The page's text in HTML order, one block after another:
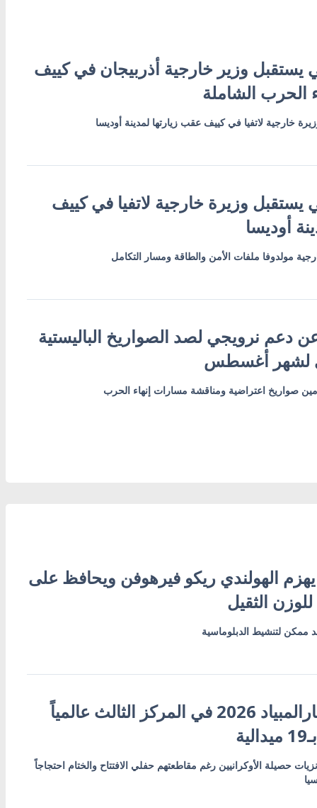
يستقبل وزير خارجية أذربيجان في كييف
الحرب الشاملة
خارجية لاتفيا في كييف عقب زيارتها لمدينة أوديسا
يستقبل وزيرة خارجية لاتفيا في كييف
أوديسا
مولدوفا ملفات الأمن والطاقة ومسار التكامل
دعم نرويجي لصد الصواريخ الباليستية
لشهر أغسطس
صواريخ اعتراضية ومناقشة مسارات إنهاء الحرب
الهولندي ريكو فيرهوفن ويحافظ على
الثقيل
لتنشيط الدبلوماسية
أوكرانيا تختتم البارالمبياد 2026 في المركز الثالث عالمياً
و8 فضيات و8 برونزيات حصيلة الأوكرانيين رغم مقاطعتهم حفلي الافتتاح والختام احتجاجاً